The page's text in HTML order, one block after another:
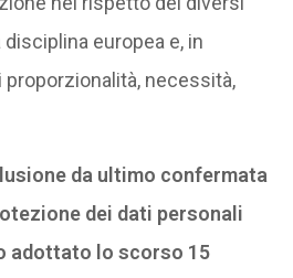
europea e, in
proporzionalità, necessità,
da ultimo confermata
dei dati personali
adottato lo scorso 15